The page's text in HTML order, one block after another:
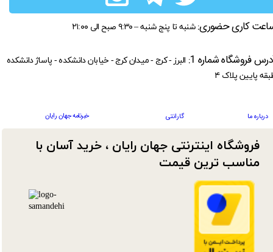
فروشگاه اینترنتی جهان رایان ، خرید آسان با
مناسب ترین قیمت​​​​​​​
کاری حضوری: شنبه تا پنج شنبه – ۹:۳۰ صبح الی ۲۱:۰۰
درباره ما گارانتی خبرنامه جهان رایان
فروشگاه شماره 1:
البرز - کرج - میدان کرج - خیابان دانشکده - پاساژ دانشکده
پایین پلاک ۴